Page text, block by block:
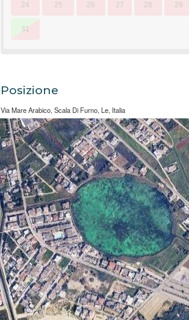
24 25 26 27 28 29
31
Posizione
Via Mare Arabico, Scala Di Furno, Le, Italia